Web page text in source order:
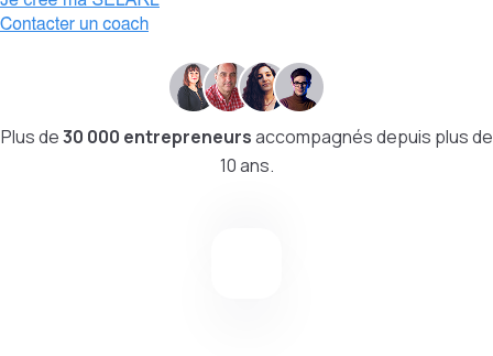
Plus de30 000 entrepreneursaccompagnés depuis plus de
10 ans.